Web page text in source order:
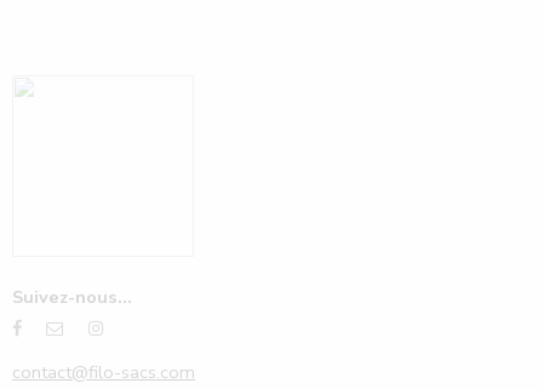
Suivez-nous...
contact@filo-sacs.com